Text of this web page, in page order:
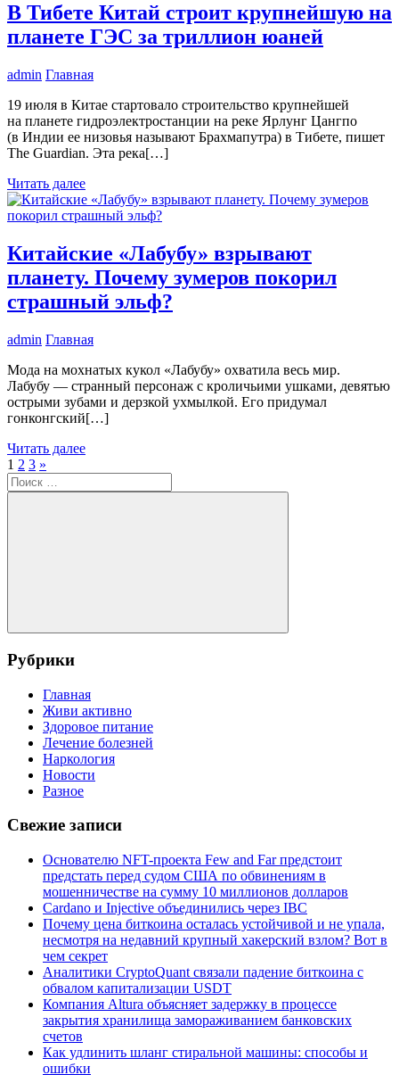
В Тибете Китай строит крупнейшую на
планете ГЭС за триллион юаней
admin Главная
19 июля в Китае стартовало строительство крупнейшей
на планете гидроэлектростанции на реке Ярлунг Цангпо
(в Индии ее низовья называют Брахмапутра) в Тибете, пишет
The Guardian. Эта река[…]
Читать далее
Китайские «Лабубу» взрывают
планету. Почему зумеров покорил
страшный эльф?
admin Главная
Мода на мохнатых кукол «Лабубу» охватила весь мир.
Лабубу — странный персонаж с кроличьими ушками, девятью
острыми зубами и дерзкой ухмылкой. Его придумал
гонконгский[…]
Читать далее
Пагинация
записей
1 2 3 Следующие
записи
»
Поиск
для:
Поиск
Рубрики
Главная
Живи активно
Здоровое питание
Лечение болезней
Наркология
Новости
Разное
Свежие записи
Основателю NFT-проекта Few and Far предстоит
предстать перед судом США по обвинениям в
мошенничестве на сумму 10 миллионов долларов
Cardano и Injective объединились через IBC
Почему цена биткоина осталась устойчивой и не упала,
несмотря на недавний крупный хакерский взлом? Вот в
чем секрет
Аналитики CryptoQuant связали падение биткоина с
обвалом капитализации USDT
Компания Altura объясняет задержку в процессе
закрытия хранилища замораживанием банковских
счетов
Как удлинить шланг стиральной машины: способы и
ошибки